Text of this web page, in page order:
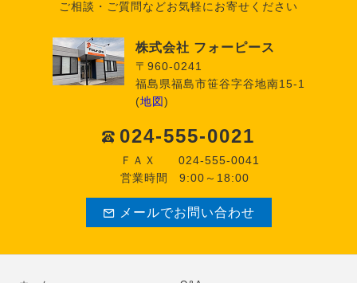
ご相談・ご質問などお気軽にお寄せください
株式会社 フォーピース
〒960-0241
福島県福島市笹谷字谷地南15-1
(地図)
024-555-0021
ＦＡＸ
024-555-0041
営業時間
9:00～18:00
メールでお問い合わせ